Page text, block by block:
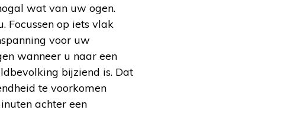
wat van uw ogen.
Focussen op iets vlak
voor uw
wanneer u naar een
bijziend is. Dat
te voorkomen
achter een